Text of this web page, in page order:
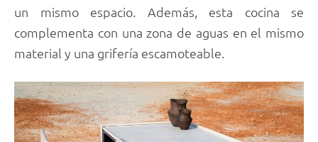
un mismo espacio. Además, esta cocina se
complementa con una zona de aguas en el mismo
material y una grifería escamoteable.